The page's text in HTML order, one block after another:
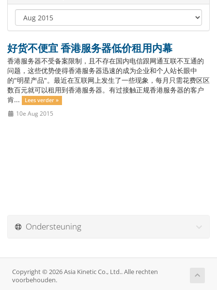
好货不便宜 香港服务器低价租用内幕
香港服务器不受备案限制，且不存在国内电信跟网通互联不互通的
问题，这些优势使得香港服务器迅速的成为企业和个人站长眼中
的"明星产品"。最近在互联网上发生了一些现象，每月只需花费区区
数百元就可以租用到香港服务器。有过接触正规香港服务器的客户
肯...
Lees verder »
10e Aug 2015
Ondersteuning
Copyright © 2026 Asia Kinetic Co., Ltd.. Alle rechten
voorbehouden.